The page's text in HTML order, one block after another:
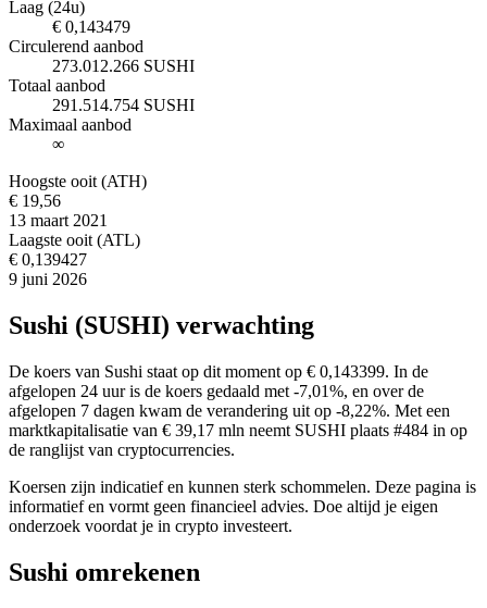
Laag (24u)
€ 0,143479
Circulerend aanbod
273.012.266 SUSHI
Totaal aanbod
291.514.754 SUSHI
Maximaal aanbod
∞
Hoogste ooit (ATH)
€ 19,56
13 maart 2021
Laagste ooit (ATL)
€ 0,139427
9 juni 2026
Sushi (SUSHI) verwachting
De koers van Sushi staat op dit moment op € 0,143399. In de
afgelopen 24 uur is de koers gedaald met -7,01%, en over de
afgelopen 7 dagen kwam de verandering uit op -8,22%. Met een
marktkapitalisatie van € 39,17 mln neemt SUSHI plaats #484 in op
de ranglijst van cryptocurrencies.
Koersen zijn indicatief en kunnen sterk schommelen. Deze pagina is
informatief en vormt geen financieel advies. Doe altijd je eigen
onderzoek voordat je in crypto investeert.
Sushi omrekenen